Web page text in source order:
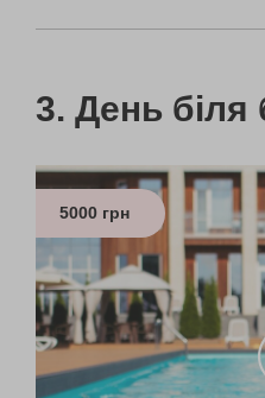
День біля
5000 грн